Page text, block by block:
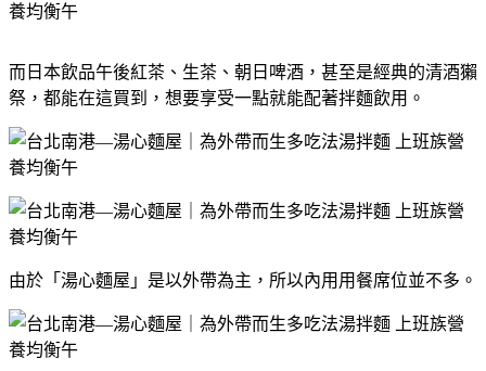
而日本飲品午後紅茶、生茶、朝日啤酒，甚至是經典的清酒獺
祭，都能在這買到，想要享受一點就能配著拌麵飲用。
由於「湯心麵屋」是以外帶為主，所以內用用餐席位並不多。